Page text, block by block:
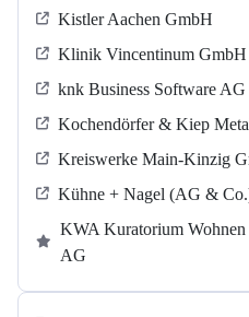
Kistler Aachen GmbH
Klinik Vincentinum
knk Business Software AG
Kochendörfer & Kiep
Kreiswerke Main-Kinzig
Kühne + Nagel (AG &
KWA Kuratorium
AG